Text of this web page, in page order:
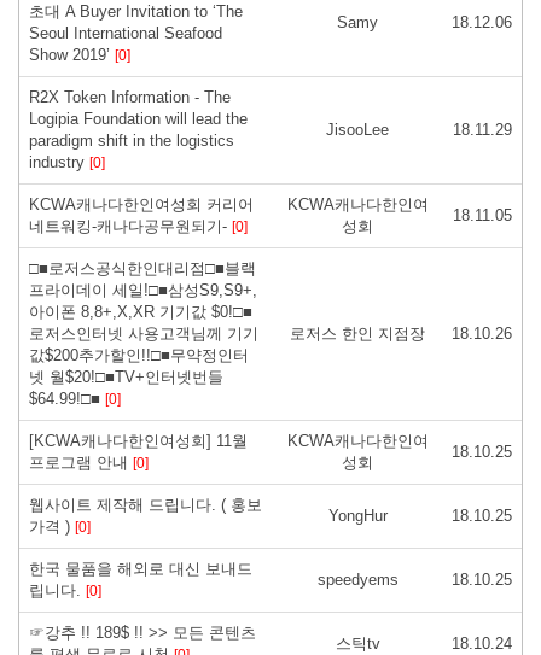
초대 A Buyer Invitation to ‘The
Seoul International Seafood
Show 2019’ [0]
Samy 18.12.06
R2X Token Information - The
Logipia Foundation will lead the
paradigm shift in the logistics
industry [0]
JisooLee 18.11.29
KCWA캐나다한인여성회 커리어
네트워킹-캐나다공무원되기- [0]
KCWA캐나다한인여
성회
18.11.05
□■로저스공식한인대리점□■블랙
프라이데이 세일!□■삼성S9,S9+,
아이폰 8,8+,X,XR 기기값 $0!□■
로저스인터넷 사용고객님께 기기
값$200추가할인!!□■무약정인터
넷 월$20!□■TV+인터넷번들
$64.99!□■ [0]
로저스 한인 지점장 18.10.26
[KCWA캐나다한인여성회] 11월
프로그램 안내 [0]
KCWA캐나다한인여
성회
18.10.25
웹사이트 제작해 드립니다. ( 홍보
가격 ) [0]
YongHur 18.10.25
한국 물품을 해외로 대신 보내드
립니다. [0]
speedyems 18.10.25
☞강추 !! 189$ !! >> 모든 콘텐츠
스틱tv 18.10.24